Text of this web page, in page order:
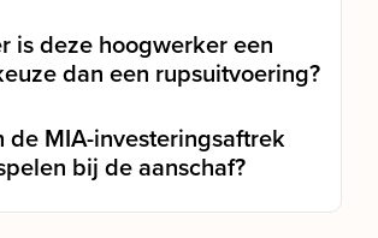
is deze hoogwerker een
dan een rupsuitvoering?
de MIA-investeringsaftrek
bij de aanschaf?